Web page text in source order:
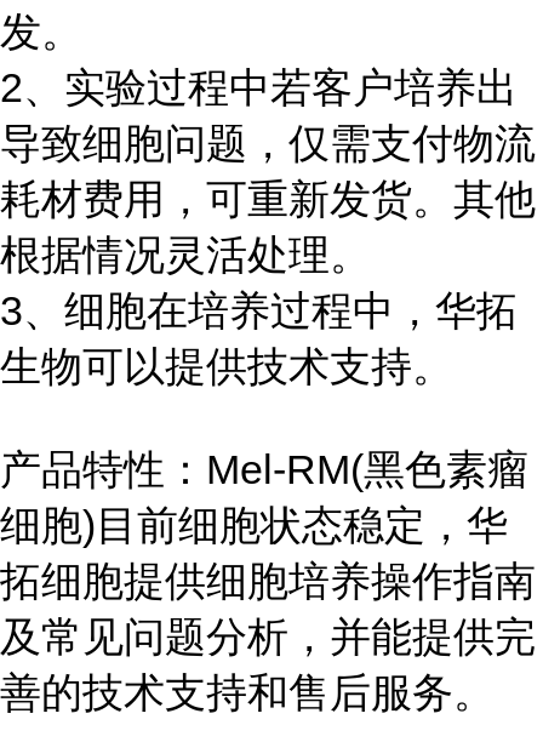
发。
2、实验过程中若客户培养出
导致细胞问题，仅需支付物流
耗材费用，可重新发货。其他
根据情况灵活处理。
3、细胞在培养过程中，华拓
生物可以提供技术支持。
产品特性：Mel-RM(黑色素瘤
细胞)目前细胞状态稳定，华
拓细胞提供细胞培养操作指南
及常见问题分析，并能提供完
善的技术支持和售后服务。